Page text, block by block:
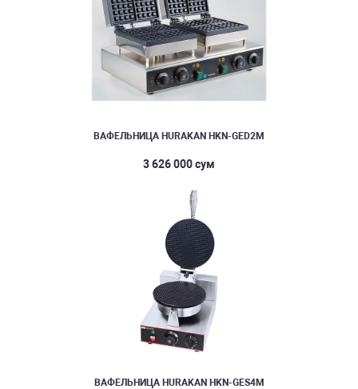
ВАФЕЛЬНИЦА HURAKAN HKN-GED2M
3 626 000 сум
ВАФЕЛЬНИЦА HURAKAN HKN-GES4M